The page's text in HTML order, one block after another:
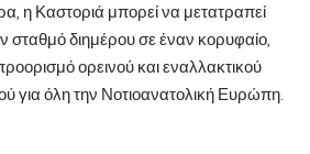
η Καστοριά μπορεί να μετατραπεί
σταθμό διημέρου σε έναν κορυφαίο,
ορεινού και εναλλακτικού
για όλη την Νοτιοανατολική Ευρώπη.